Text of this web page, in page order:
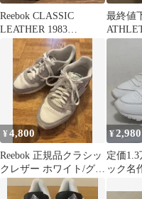
Reebok CLASSIC
LEATHER 1983
VINTAGEリーボック
最終値
¥4,800
Reebok 正規品クラシッ
クレザー ホワイト/グレ
ー/グリーン
¥2,980
定価
ック名